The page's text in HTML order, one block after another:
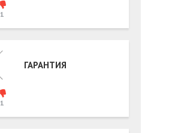
1
1
ГАРАНТИЯ